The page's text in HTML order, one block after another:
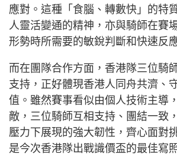
應對。這種「食腦、轉數快」的特
人靈活變通的精神，亦與騎師在賽
形勢時所需要的敏銳判斷和快速反
而在團隊合作方面，香港隊三位騎
支持，正好體現香港人同舟共濟、
值。雖然賽事看似由個人技術主導
敵，三位騎師互相支持、團結一致
壓力下展現的強大韌性，齊心面對
是今次香港隊出戰識價盃的最佳寫